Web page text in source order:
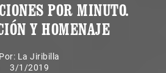
POR MINUTO.
Y HOMENAJE
Por: La Jiribilla
3/1/2019